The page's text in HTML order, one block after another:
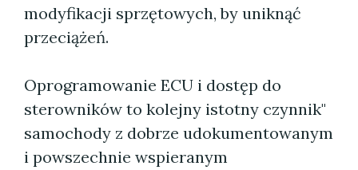
modyfikacji sprzętowych, by uniknąć
przeciążeń.
Oprogramowanie ECU i dostęp do
sterowników to kolejny istotny czynnik"
samochody z dobrze udokumentowanym
i powszechnie wspieranym